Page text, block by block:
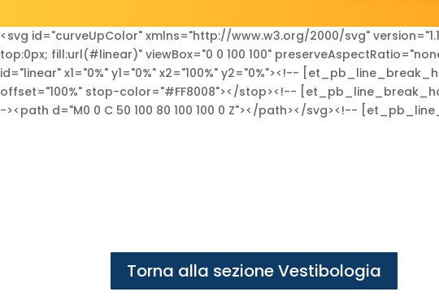
<svg id="curveUpColor" xmlns="http://www.w3.org/2000/svg"
top:0px; fill:url(#linear)" viewBox="0 0 100 100"
id="linear" x1="0%" y1="0%" x2="100%" y2="0%"><!--
offset="100%" stop-color="#FF8008"></stop><!--
-><path d="M0 0 C 50 100 80 100 100 0 Z"></path></svg><!--
Torna alla sezione Vestibologia